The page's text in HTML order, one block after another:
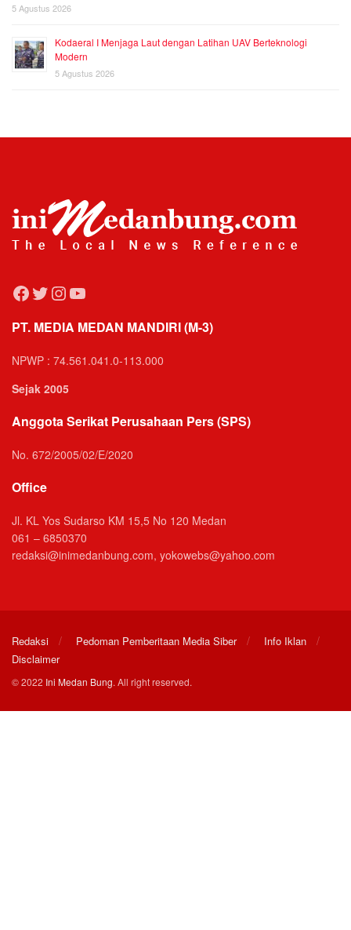
5 Agustus 2026
Kodaeral I Menjaga Laut dengan Latihan UAV Berteknologi
Modern
5 Agustus 2026
Facebook
Twitter
Instagram
YouTube
PT. MEDIA MEDAN MANDIRI (M-3)
NPWP : 74.561.041.0-113.000
Sejak 2005
Anggota Serikat Perusahaan Pers (SPS)
No. 672/2005/02/E/2020
Office
Jl. KL Yos Sudarso KM 15,5 No 120 Medan
061 – 6850370
redaksi@inimedanbung.com, yokowebs@yahoo.com
Redaksi Pedoman Pemberitaan Media Siber
Info Iklan
Disclaimer
© 2022 Ini Medan Bung. All right reserved.